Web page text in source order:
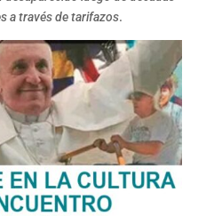
a través de tarifazos.